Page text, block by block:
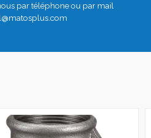
par téléphone ou par mail